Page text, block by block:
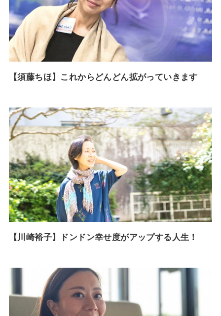
【須藤ちほ】これからどんどん拡がっていきます
【川崎裕子】ドンドン幸せ度がアップする人生！